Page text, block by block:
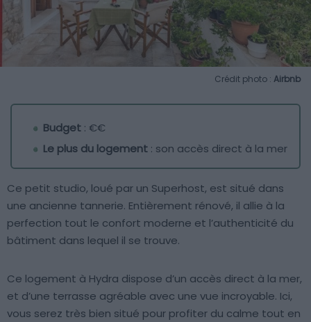
Crédit photo : Airbnb
Budget : €€
Le plus du logement : son accès direct à la mer
Ce petit studio, loué par un Superhost, est situé dans
une ancienne tannerie. Entièrement rénové, il allie à la
perfection tout le confort moderne et l’authenticité du
bâtiment dans lequel il se trouve.
Ce logement à Hydra dispose d’un accès direct à la mer,
et d’une terrasse agréable avec une vue incroyable. Ici,
vous serez très bien situé pour profiter du calme tout en